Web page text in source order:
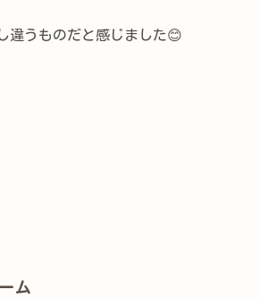
違うものだと感じました😊
ム